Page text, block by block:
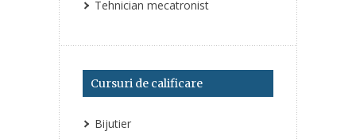
Tehnician mecatronist
Cursuri de calificare
Bijutier